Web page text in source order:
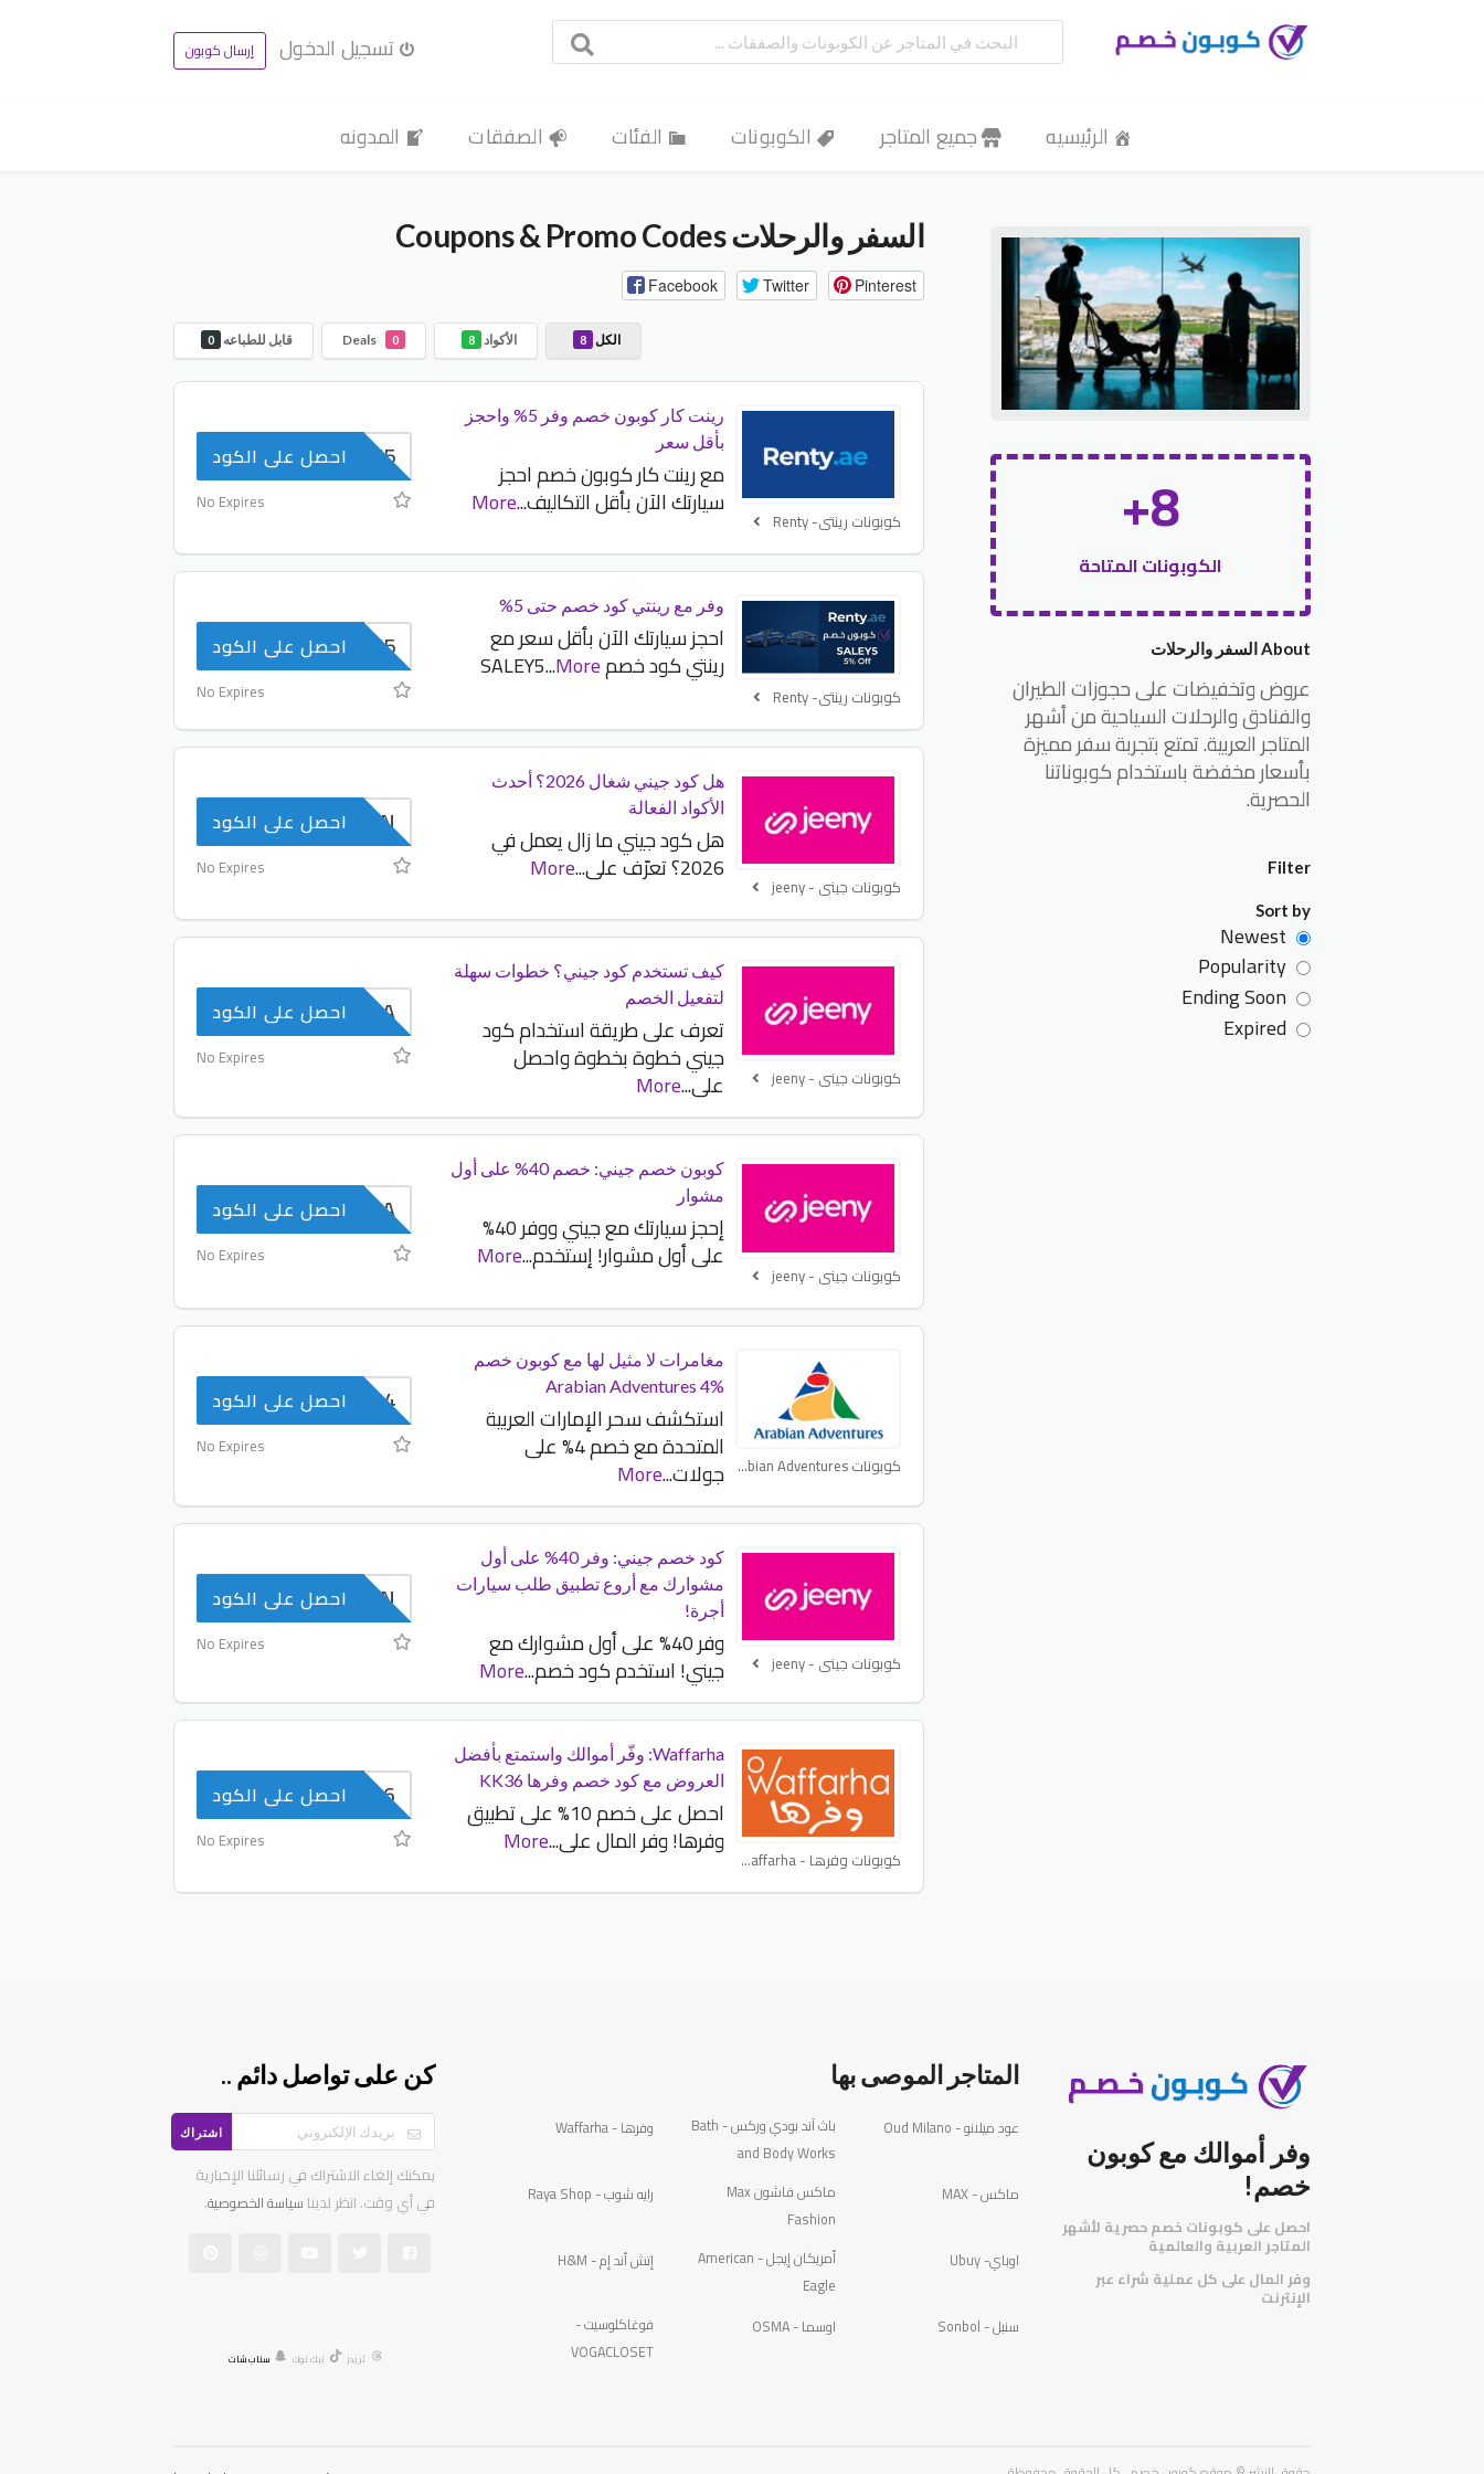
تسجيل الدخول إرسال كوبون
الرئيسيه جميع المتاجر الكوبونات الفئات الصفقات المدونه
السفر والرحلاتCoupons & Promo Codes
Facebook Twitter Pinterest
الكل 8 الأكواد 8
Deals 0 قابل للطباعه 0
كوبونات رينتي- Renty
رينت كار كوبون خصم وفر 5% واحجز
بأقل سعر
مع رينت كار كوبون خصم احجز
سيارتك الآن بأقل التكاليف...
More
SALEY5احصل على الكود
No Expires
كوبونات رينتي- Renty
وفر مع رينتي كود خصم حتى 5%
احجز سيارتك الآن بأقل سعر مع
رينتي كود خصم SALEY5 ...More
SALEY5احصل على الكود
No Expires
كوبونات جينى - jeeny
هل كود جيني شغال 2026؟ أحدث
الأكواد الفعالة
هل كود جيني ما زال يعمل في
2026؟ تعرّف على ...
More
AAENاحصل على الكود
No Expires
كوبونات جينى - jeeny
كيف تستخدم كود جيني؟ خطوات سهلة
لتفعيل الخصم
تعرف على طريقة استخدام كود
جيني خطوة بخطوة واحصل
على...
More
AACAاحصل على الكود
No Expires
كوبونات جينى - jeeny
كوبون خصم جيني: خصم 40% على أول
مشوار
إحجز سيارتك مع جيني ووفر 40%
على أول مشوار! إستخدم...
More
AACAاحصل على الكود
No Expires
كوبونات Arabian Adventures
مغامرات لا مثيل لها مع كوبون خصم
Arabian Adventures 4%
استكشف سحر الإمارات العربية
المتحدة مع خصم 4% على
جولات...
More
AV44احصل على الكود
No Expires
كوبونات جينى - jeeny
كود خصم جيني: وفر 40% على أول
مشوارك مع أروع تطبيق طلب سيارات
أجرة!
وفر 40% على أول مشوارك مع
جيني! استخدم كود خصم...
More
AAENاحصل على الكود
No Expires
كوبونات وفرها - Waffarha
Waffarha: وفّر أموالك واستمتع بأفضل
العروض مع كود خصم وفرها KK36
احصل على خصم 10% على تطبيق
وفرها! وفر المال على...
More
KK36احصل على الكود
No Expires
8+
الكوبونات المتاحة
About السفر والرحلات
عروض وتخفيضات على حجوزات الطيران
والفنادق والرحلات السياحية من أشهر
المتاجر العربية. تمتع بتجربة سفر مميزة
بأسعار مخفضة باستخدام كوبوناتنا
الحصرية.
Filter
Sort by
Newest
Popularity
Ending Soon
Expired
وفر أموالك مع كوبون
خصم!
احصل على كوبونات خصم حصرية لأشهر
المتاجر العربية والعالمية
وفر المال على كل عملية شراء عبر
الإنترنت
المتاجر الموصى بها
عود ميلانو - Oud Milano
باث آند بودي وركس - Bath
and Body Works
وفرها - Waffarha
ماكس - MAX
ماكس فاشون Max
Fashion
رايه شوب - Raya Shop
اوباي- Ubuy
أمريكان إيجل - American
Eagle
إتش أند إم - H&M
سنبل - Sonbol اوسما - OSMA
فوغاكلوسيت -
VOGACLOSET
كن على تواصل دائم ..
اشتراك
يمكنك إلغاء الاشتراك في رسائلنا الإخبارية
في أي وقت. انظر لدينا سياسة الخصوصية.
ثريدز تيك توك سناب شات